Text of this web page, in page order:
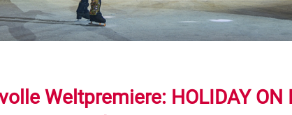
Weltpremiere: HOLIDAY ON